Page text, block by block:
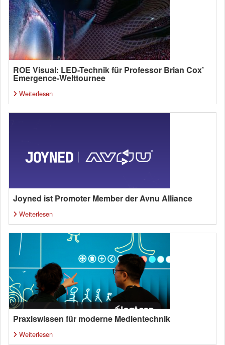
ROE Visual: LED-Technik für Professor Brian Cox’
Emergence-Welttournee
Weiterlesen
Joyned ist Promoter Member der Avnu Alliance
Weiterlesen
Praxiswissen für moderne Medientechnik
Weiterlesen